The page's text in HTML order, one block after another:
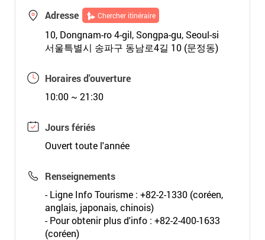
Adresse Chercher itinéraire
10, Dongnam-ro 4-gil, Songpa-gu, Seoul-si
서울특별시 송파구 동남로4길 10 (문정동)
Horaires d'ouverture
10:00 ~ 21:30
Jours fériés
Ouvert toute l'année
Renseignements
- Ligne Info Tourisme : +82-2-1330 (coréen,
anglais, japonais, chinois)
- Pour obtenir plus d'info : +82-2-400-1633
(coréen)